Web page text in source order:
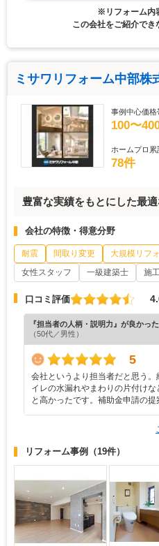
※リフォーム内
この会社をご紹介でき
ミサワリフォーム中部株
事例中心価格
100〜
ホームプロ
78件
豊富な実績をもとにした最
会社の特徴・得意分野
耐震 間取り変更 大規模リフ
女性スタッフ
一級建築士 施
口コミ評価
『担当者の人柄・説明力』が良かった
（50代／男性）
5
会社というより担当者だと思う
イレの水漏れやまわりの片付け
と高かったです。補助金申請の
リフォーム事例 （19件）